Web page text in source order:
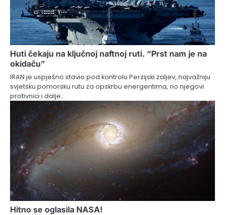
Huti čekaju na ključnoj naftnoj ruti. “Prst nam je na
okidaču”
IRAN je uspješno stavio pod kontrolu Perzijski zaljev, najvažniju
svjetsku pomorsku rutu za opskrbu energentima, no njegovi
protivnici i dalje…
Hitno se oglasila NASA!